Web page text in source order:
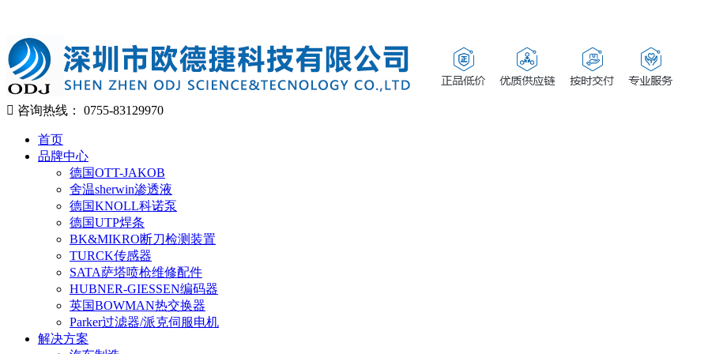
咨询热线： 0755-83129970
首页
品牌中心
德国OTT-JAKOB
舍温sherwin渗透液
德国KNOLL科诺泵
德国UTP焊条
BK&MIKRO断刀检测装置
TURCK传感器
SATA萨塔喷枪维修配件
HUBNER-GIESSEN编码器
英国BOWMAN热交换器
Parker过滤器/派克伺服电机
解决方案